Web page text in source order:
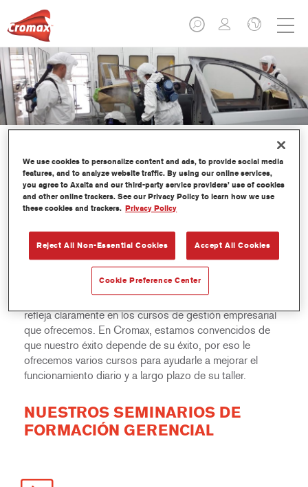
GESTIÓN EFICIENTE DEL
TALLER
Nuestro compromiso con la rentabilidad del taller se
refleja claramente en los cursos de gestión empresarial
que ofrecemos. En Cromax, estamos convencidos de
que nuestro éxito depende de su éxito, por eso le
ofrecemos varios cursos para ayudarle a mejorar el
funcionamiento diario y a largo plazo de su taller.
NUESTROS SEMINARIOS DE
FORMACIÓN GERENCIAL
We use cookies to personalize content and ads, to provide social media
features, and to analyze website traffic. By using our online services,
you agree to Axalta and our third-party service providers’ use of cookies
and other online trackers. See our Privacy Policy to learn how we use
these cookies and trackers. Privacy Policy
Reject All Non-Essential Cookies Accept All Cookies
Cookie Preference Center